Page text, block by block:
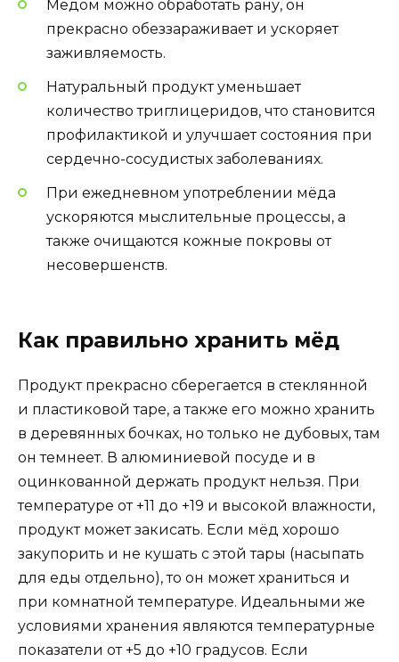
Мёдом можно обработать рану, он
прекрасно обеззараживает и ускоряет
заживляемость.
Натуральный продукт уменьшает
количество триглицеридов, что становится
профилактикой и улучшает состояния при
сердечно-сосудистых заболеваниях.
При ежедневном употреблении мёда
ускоряются мыслительные процессы, а
также очищаются кожные покровы от
несовершенств.
Как правильно хранить мёд
Продукт прекрасно сберегается в стеклянной
и пластиковой таре, а также его можно хранить
в деревянных бочках, но только не дубовых, там
он темнеет. В алюминиевой посуде и в
оцинкованной держать продукт нельзя. При
температуре от +11 до +19 и высокой влажности,
продукт может закисать. Если мёд хорошо
закупорить и не кушать с этой тары (насыпать
для еды отдельно), то он может храниться и
при комнатной температуре. Идеальными же
условиями хранения являются температурные
показатели от +5 до +10 градусов. Если